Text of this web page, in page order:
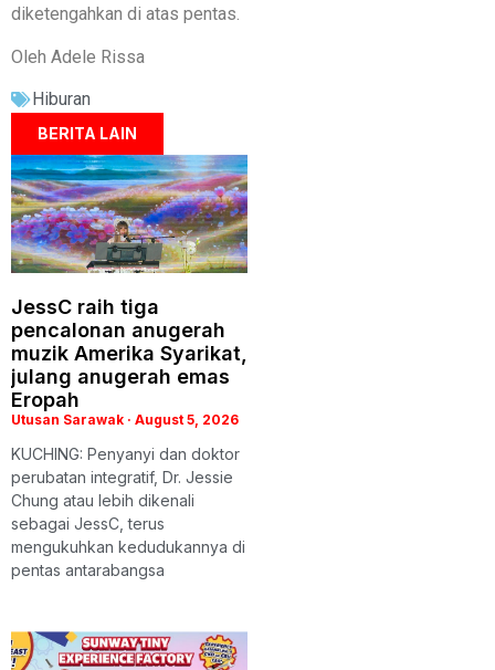
diketengahkan di atas pentas.
Oleh Adele Rissa
Hiburan
BERITA LAIN
JessC raih tiga
pencalonan anugerah
muzik Amerika Syarikat,
julang anugerah emas
Eropah
Utusan Sarawak August 5, 2026
KUCHING: Penyanyi dan doktor
perubatan integratif, Dr. Jessie
Chung atau lebih dikenali
sebagai JessC, terus
mengukuhkan kedudukannya di
pentas antarabangsa